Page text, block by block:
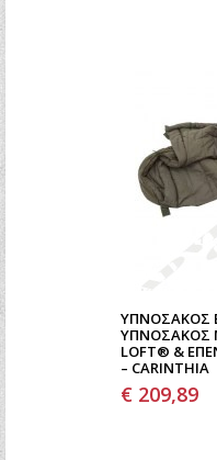
ΥΠΝΌΣΑΚΟΣ
ΥΠΝΌΣΑΚΟΣ
LOFT® &
– CARINTHIA
€ 209,89